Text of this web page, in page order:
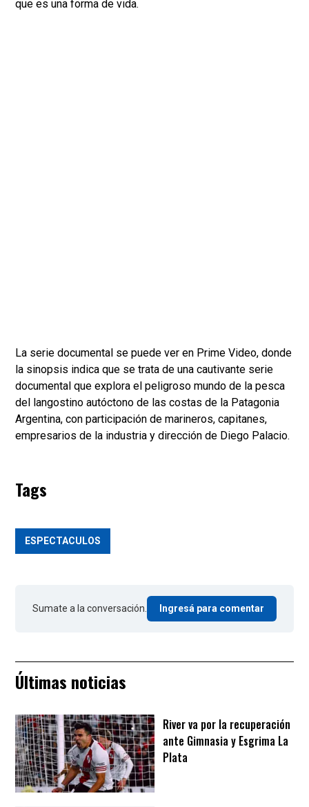
que es una forma de vida.
La serie documental se puede ver en Prime Video, donde
la sinopsis indica que se trata de una cautivante serie
documental que explora el peligroso mundo de la pesca
del langostino autóctono de las costas de la Patagonia
Argentina, con participación de marineros, capitanes,
empresarios de la industria y dirección de Diego Palacio.
Tags
ESPECTACULOS
Sumate a la conversación. Ingresá para comentar
Últimas noticias
River va por la recuperación
ante Gimnasia y Esgrima La
Plata